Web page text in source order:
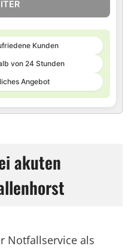
Kunden
von 24 Stunden
Angebot
akuten
Notfallservice als